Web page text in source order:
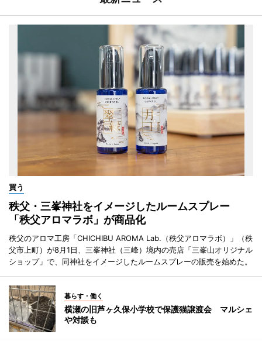
買う
秩父・三峯神社をイメージしたルームスプレー
「秩父アロマラボ」が商品化
秩父のアロマ工房「CHICHIBU AROMA Lab.（秩父アロマラボ）」（秩
父市上町）が8月1日、三峯神社（三峰）境内の売店「三峯山オリジナル
ショップ」で、同神社をイメージしたルームスプレーの販売を始めた。
暮らす・働く
横瀬の旧芦ヶ久保小学校で保護猫譲渡会 マルシェ
や対談も